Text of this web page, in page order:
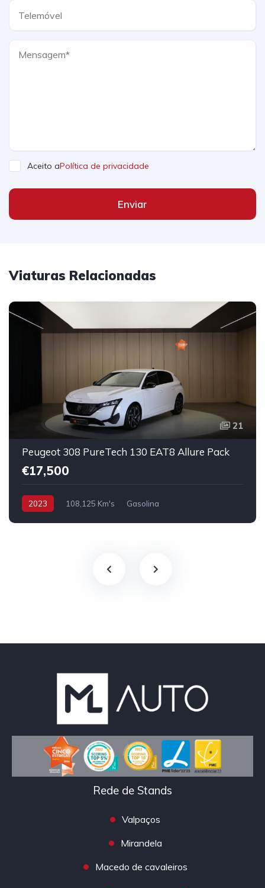
Aceito aPolítica de privacidade
Enviar
Viaturas Relacionadas
21
Peugeot 308 PureTech 130 EAT8 Allure Pack
€17,500
2023 108,125 Km's Gasolina
Rede de Stands
Valpaços
Mirandela
Macedo de cavaleiros